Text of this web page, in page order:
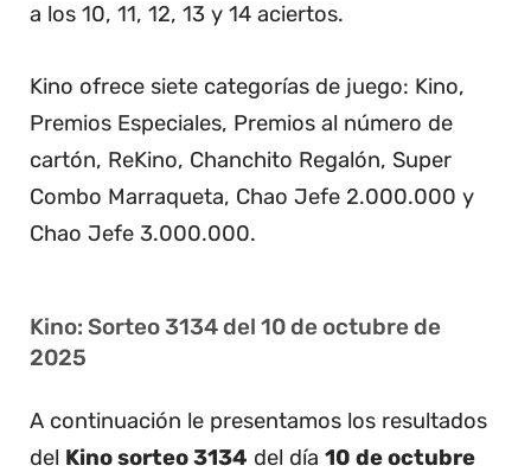
a los 10, 11, 12, 13 y 14 aciertos.
Kino ofrece siete categorías de juego: Kino,
Premios Especiales, Premios al número de
cartón, ReKino, Chanchito Regalón, Super
Combo Marraqueta, Chao Jefe 2.000.000 y
Chao Jefe 3.000.000.
Kino: Sorteo 3134 del 10 de octubre de
2025
A continuación le presentamos los resultados
del Kino sorteo 3134 del día 10 de octubre